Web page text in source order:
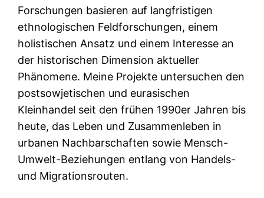
Forschungen basieren auf langfristigen
ethnologischen Feldforschungen, einem
holistischen Ansatz und einem Interesse an
der historischen Dimension aktueller
Phänomene. Meine Projekte untersuchen den
postsowjetischen und eurasischen
Kleinhandel seit den frühen 1990er Jahren bis
heute, das Leben und Zusammenleben in
urbanen Nachbarschaften sowie Mensch-
Umwelt-Beziehungen entlang von Handels-
und Migrationsrouten.